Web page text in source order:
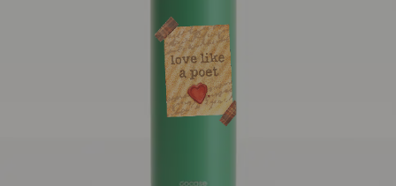
Fresh 950ml